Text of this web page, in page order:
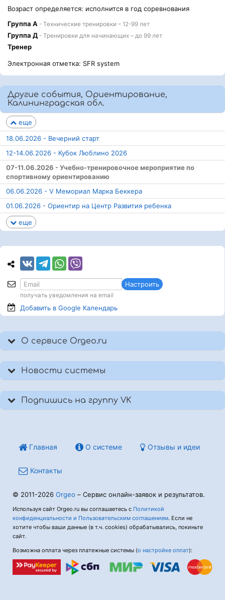
Возраст определяется: исполнится в год соревнования
Группа А - Технические тренировки – 12-99 лет
Группа Д - Тренировки для начинающих – до 99 лет
Тренер
Электронная отметка: SFR system
Другие события, Ориентирование,
Калининградская обл.
еще
18.06.2026 - Вечерний старт
12-14.06.2026 - Кубок Люблино 2026
07-11.06.2026 - Учебно-тренировочное мероприятие по
спортивному ориентированию
06.06.2026 - V Мемориал Марка Беккера
01.06.2026 - Ориентир на Центр Развития ребенка
еще
Настроить
получать уведомления на email
Добавить в Google Календарь
О сервисе Orgeo.ru
Новости системы
Подпишись на группу VK
Главная О системе Отзывы и идеи
Контакты
© 2011-2026 Orgeo – Сервис онлайн-заявок и результатов.
Используя сайт Orgeo.ru вы соглашаетесь с Политикой
конфиденциальности и Пользовательским соглашением. Если не
хотите чтобы ваши данные (в т.ч. cookies) обрабатывались, покиньте
сайт.
Возможна оплата через платежные системы (о настройке оплат):